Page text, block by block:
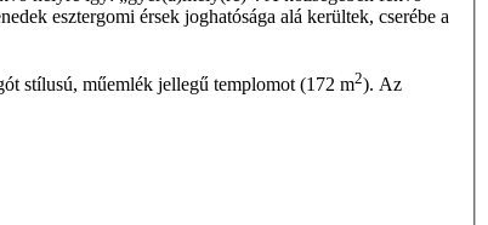
esztergomi érsek joghatósága alá kerültek, cserébe a
stílusú, műemlék jellegű templomot (172 m2). Az